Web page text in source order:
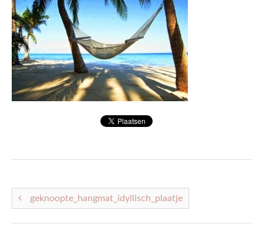
CONTACT
geknoopte_hangmat_idyllisch_plaatje